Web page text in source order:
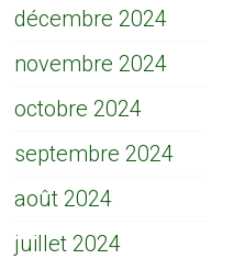
décembre 2024
novembre 2024
octobre 2024
septembre 2024
août 2024
juillet 2024